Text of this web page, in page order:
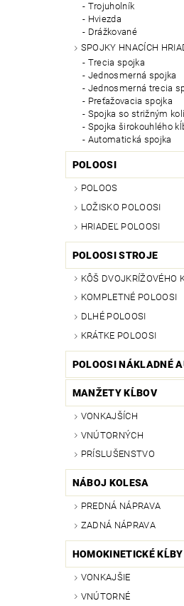
Trojuholník
Hviezda
Drážkované
SPOJKY HNACÍCH
Trecia spojka
Jednosmerná spojka
Jednosmerná trecia
Preťažovacia spojka
Spojka so strižným
Spojka širokouhlého
Automatická spojka
POLOOSI
POLOOS
LOŽISKO POLOOSI
HRIADEĽ POLOOSI
POLOOSI STROJE
KÔŠ DVOJKRÍŽOVÉHO
KOMPLETNÉ POLOOSI
DLHÉ POLOOSI
KRÁTKE POLOOSI
POLOOSI NÁKLADNÉ
MANŽETY KĹBOV
VONKAJŠÍCH
VNÚTORNÝCH
PRÍSLUŠENSTVO
NÁBOJ KOLESA
PREDNÁ NÁPRAVA
ZADNÁ NÁPRAVA
HOMOKINETICKÉ KĹBY
VONKAJŠIE
VNÚTORNÉ